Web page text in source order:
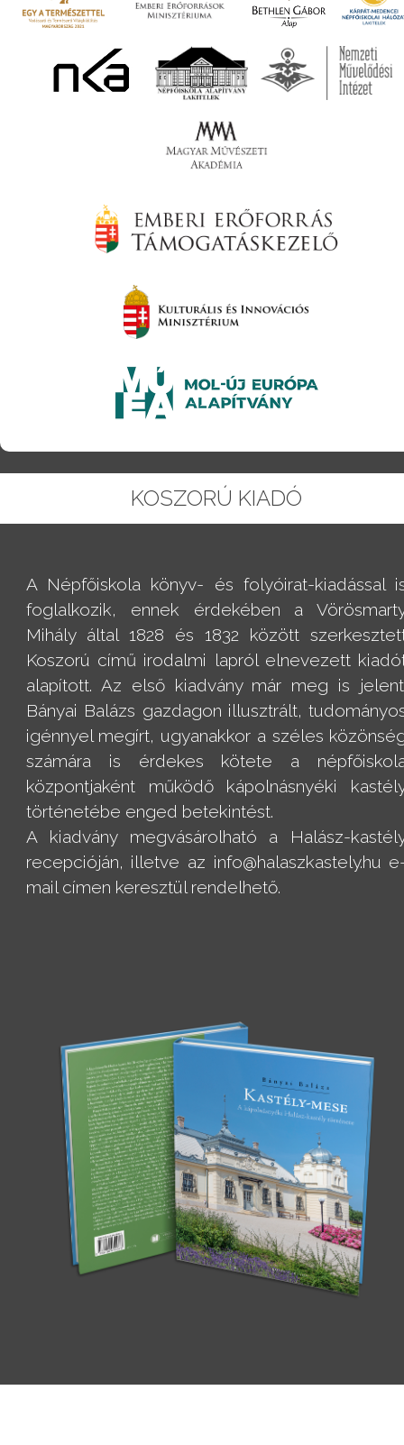
KOSZORÚ KIADÓ
A Népfőiskola könyv- és folyóirat-kiadással
foglalkozik, ennek érdekében a
Mihály által 1828 és 1832 között
Koszorú című irodalmi lapról elnevezett
alapított. Az első kiadvány már meg is
Bányai Balázs gazdagon illusztrált,
igénnyel megírt, ugyanakkor a széles
számára is érdekes kötete a
központjaként működő kápolnásnyéki
történetébe enged betekintést.
A kiadvány megvásárolható a Halász-
recepcióján, illetve az info@halaszkastely.hu
mail címen keresztül rendelhető.